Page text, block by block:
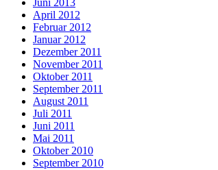
Juni 2013
April 2012
Februar 2012
Januar 2012
Dezember 2011
November 2011
Oktober 2011
September 2011
August 2011
Juli 2011
Juni 2011
Mai 2011
Oktober 2010
September 2010